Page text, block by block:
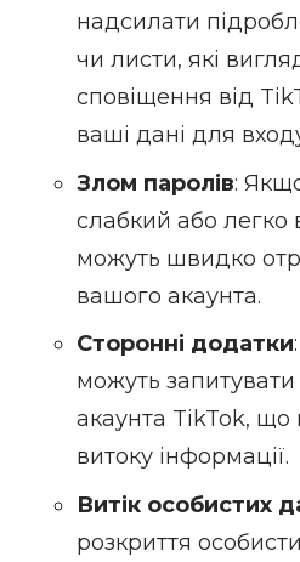
надсилати
чи листи, які
сповіщення від
ваші дані для
Злом паролів:
слабкий або легко
можуть швидко
вашого акаунта.
Сторонні додатки
можуть
акаунта TikTok,
витоку інформації.
Витік особистих
розкриття